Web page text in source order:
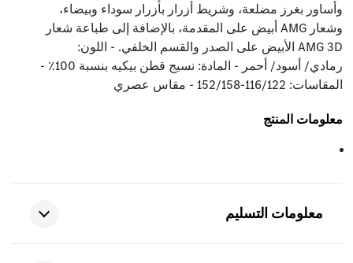
وأساور بغرز مضلعة، وشريط أزرار بأزرار سوداء وبيضاء،
وشعار AMG أبيض على المقدمة، بالإضافة إلى طباعة شعار
AMG 3D الأبيض على الصدر والقسم الخلفي. - اللون:
رمادي/ أسود/ أحمر - المادة: نسيج قطن بيكيه بنسبة 100٪ -
المقاسات: 116/122-152/158 - مقاس عصري
معلومات المنتج
معلومات التسليم